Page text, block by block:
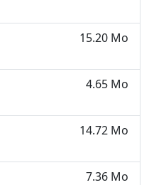
15.20 Mo
4.65 Mo
14.72 Mo
7.36 Mo